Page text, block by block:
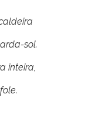
sol.
inteira,